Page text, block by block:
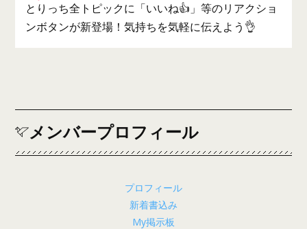
とりっち全トピックに「いいね👍」等のリアクショ
ンボタンが新登場！気持ちを気軽に伝えよう👌
メンバープロフィール
プロフィール
新着書込み
My掲示板